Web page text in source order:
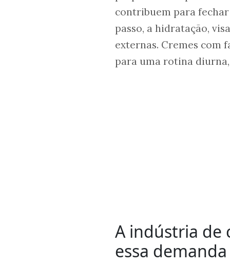
contribuem para
passo, a hidratação,
externas. Cremes com
para uma rotina
A indústria de
essa